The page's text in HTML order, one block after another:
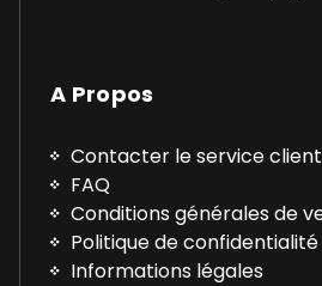
A Propos
Contacter le service client
FAQ
Conditions générales de
Politique de confidentialité
Informations légales